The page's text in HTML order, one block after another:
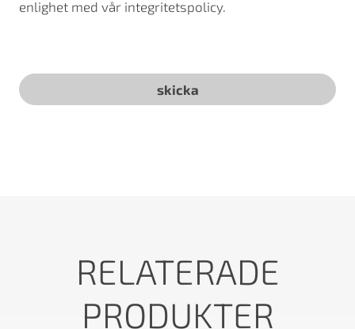
enlighet med vår integritetspolicy.
RELATERADE
PRODUKTER